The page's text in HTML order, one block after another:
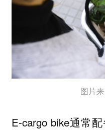
图片
E-cargo bike通常